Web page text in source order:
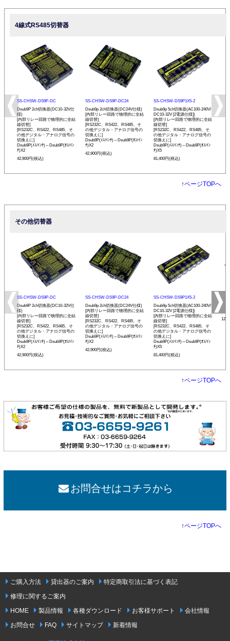
4線式RS485切替器
SS-CHSW-DS9P-DC
Dsub9P 2ch切換器(DC10-32V仕
様)
[内部リレー回路で物理的に全結
線切替]
[RS232C、RS422、RS485、そ
の他デジタル・アナログ信号の
切換えに]
Dsub9P(ﾒｽ/ｲﾝﾁ)⇔Dsub9P(ｵｽ/ｲﾝ
ﾁ)X2
42,900円(税込)
SS-CHSW-DS9P-DC24
Dsub9p 2ch切換器(DC24V仕様)
[内部リレー回路で物理的に全結
線切替]
[RS232C、RS422、RS485、そ
の他デジタル・アナログ信号の
切換えに]
Dsub9P(ﾒｽ/ｲﾝﾁ)⇔Dsub9P(ｵｽ/ｲﾝ
ﾁ)X2
42,900円(税込)
SS-CHSW-DS9P1X5-2
Dsub9p 5ch切換器(AC100-240V/
DC10-32V [2電源仕様])
[内部リレー回路で物理的に全結
線切替]
[RS232C、RS422、RS485、そ
の他デジタル・アナログ信号の
切換えに]
Dsub9P(ﾒｽ/ｲﾝﾁ)⇔Dsub9P(ｵｽ/ｲﾝ
ﾁ)X5
81,400円(税込)
↑ページTOPへ
その他切替器
SS-CHSW-DS9P-DC
Dsub9P 2ch切換器(DC10-32V仕
様)
[内部リレー回路で物理的に全結
線切替]
[RS232C、RS422、RS485、そ
の他デジタル・アナログ信号の
切換えに]
Dsub9P(ﾒｽ/ｲﾝﾁ)⇔Dsub9P(ｵｽ/ｲﾝ
ﾁ)X2
42,900円(税込)
SS-CHSW-DS9P-DC24
Dsub9p 2ch切換器(DC24V仕様)
[内部リレー回路で物理的に全結
線切替]
[RS232C、RS422、RS485、そ
の他デジタル・アナログ信号の
切換えに]
Dsub9P(ﾒｽ/ｲﾝﾁ)⇔Dsub9P(ｵｽ/ｲﾝ
ﾁ)X2
42,900円(税込)
SS-CHSW-DS9P1X5-2
Dsub9p 5ch切換器(AC100-240V/
DC10-32V [2電源仕様])
[内部リレー回路で物理的に全結
線切替]
[RS232C、RS422、RS485、そ
の他デジタル・アナログ信号の
切換えに]
Dsub9P(ﾒｽ/ｲﾝﾁ)⇔Dsub9P(ｵｽ/ｲﾝ
ﾁ)X5
81,400円(税込)
4ポ
↑ページTOPへ
お問合せはコチラから
↑ページTOPへ
ご購入方法 貸出器のご案内
特定商取引法に基づく表記
修理に関するご案内
HOME
製品情報 各種ダウンロード お客様サポート
会社情報
お問合せ
FAQ サイトマップ 新着情報